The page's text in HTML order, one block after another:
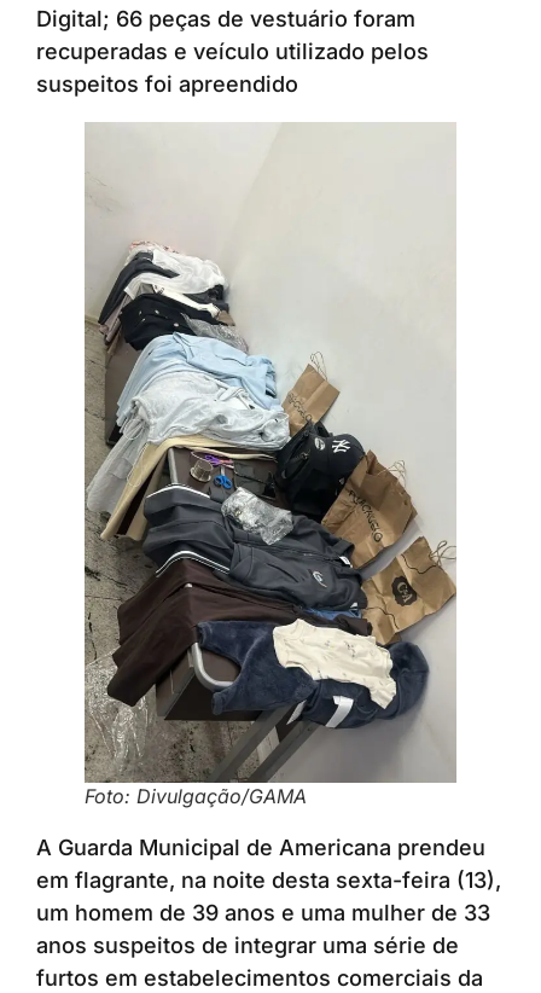
Digital; 66 peças de vestuário foram
recuperadas e veículo utilizado pelos
suspeitos foi apreendido
Foto: Divulgação/GAMA
A Guarda Municipal de Americana prendeu
em flagrante, na noite desta sexta-feira (13),
um homem de 39 anos e uma mulher de 33
anos suspeitos de integrar uma série de
furtos em estabelecimentos comerciais da